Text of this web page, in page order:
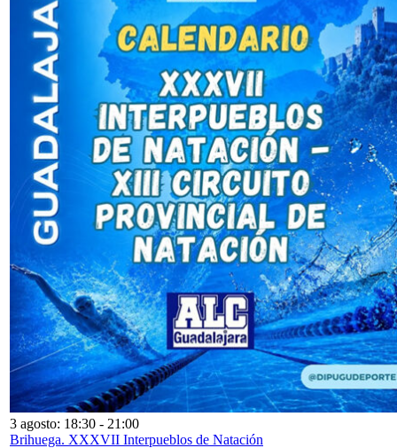
3 agosto: 18:30 - 21:00
Brihuega. XXXVII Interpueblos de Natación